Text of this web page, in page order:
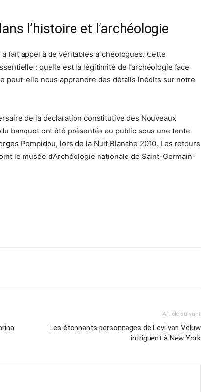
l’histoire et l’archéologie
fait appel à de véritables archéologues. Cette
: quelle est la légitimité de l’archéologie face
peut-elle nous apprendre des détails inédits sur notre
de la déclaration constitutive des Nouveaux
banquet ont été présentés au public sous une tente
Pompidou, lors de la Nuit Blanche 2010. Les retours
le musée d’Archéologie nationale de Saint-Germain-
Article suivant
Les étonnants personnages de Levi van Veluw
intriguent à New York